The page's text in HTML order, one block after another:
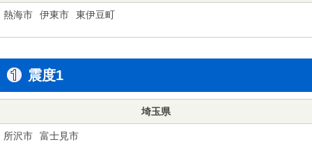
熱海市 伊東市 東伊豆町
震度1
埼玉県
所沢市 富士見市